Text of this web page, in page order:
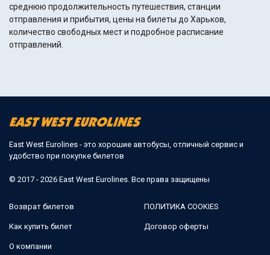
среднюю продолжительность путешествия, станции
отправления и прибытия, цены на билеты до Харьков,
количество свободных мест и подробное расписание
отправлений.
East West Eurolines - это хорошие автобусы, отличный сервис и
удобство при покупке билетов
© 2017 - 2026 East West Eurolines. Все права защищены
Возврат билетов
Как купить билет
О компании
ПОЛИТИКА COOKIES
Договор оферты